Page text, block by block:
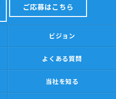
ご応募はこちら
ビジョン
よくある質問
当社を知る